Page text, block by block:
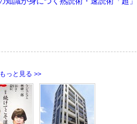
もっと見る >>